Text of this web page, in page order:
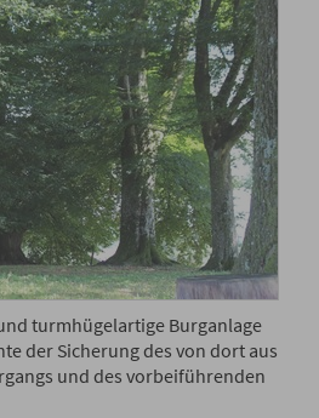
turmhügelartige Burganlage
der Sicherung des von dort aus
und des vorbeiführenden